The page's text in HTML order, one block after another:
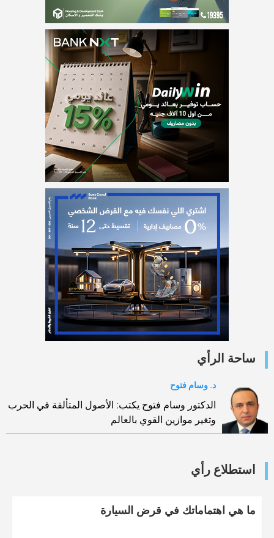
ساحة الرأي
د. وسام فتوح
الدكتور وسام فتوح يكتب: الأصول المتألقة في الحرب
وتغير موازين القوي بالعالم
استطلاع رأي
ما هي اهتماماتك في قرض السيارة